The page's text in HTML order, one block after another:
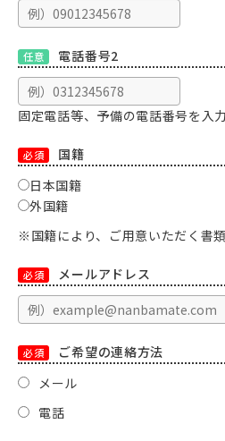
任意 電話番号2
固定電話等、予備の電話番号を入
必須
国籍
日本国籍
外国籍
※国籍により、ご用意いただく書類
必須 メールアドレス
必須
ご希望の連絡方法
メール
電話